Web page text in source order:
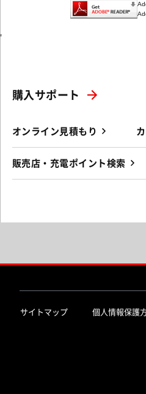
'
購入サポート
オンライン見積もり
販売店・充電ポイント検索
サイトマップ 個人情報保護